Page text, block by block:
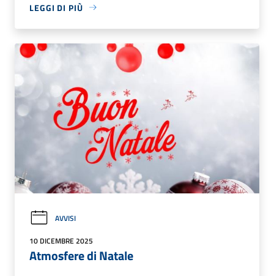
LEGGI DI PIÙ
AVVISI
10 DICEMBRE 2025
Atmosfere di Natale